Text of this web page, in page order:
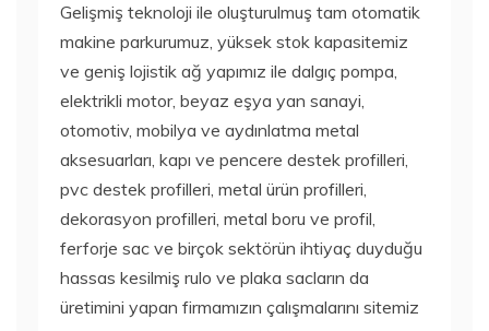
Gelişmiş teknoloji ile oluşturulmuş tam otomatik
makine parkurumuz, yüksek stok kapasitemiz
ve geniş lojistik ağ yapımız ile dalgıç pompa,
elektrikli motor, beyaz eşya yan sanayi,
otomotiv, mobilya ve aydınlatma metal
aksesuarları, kapı ve pencere destek profilleri,
pvc destek profilleri, metal ürün profilleri,
dekorasyon profilleri, metal boru ve profil,
ferforje sac ve birçok sektörün ihtiyaç duyduğu
hassas kesilmiş rulo ve plaka sacların da
üretimini yapan firmamızın çalışmalarını sitemiz